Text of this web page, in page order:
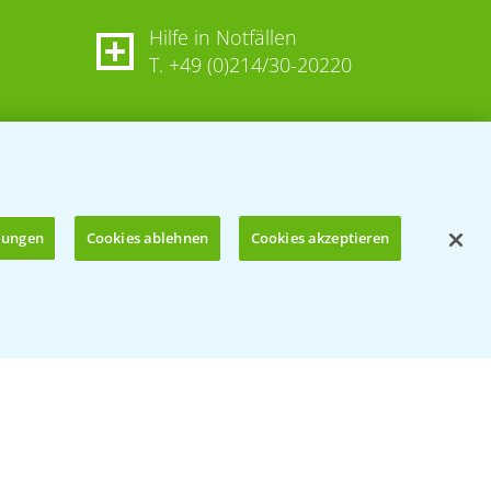
Hilfe in Notfällen
T. +49 (0)214/30-20220
Cookies ablehnen Cookies akzeptieren